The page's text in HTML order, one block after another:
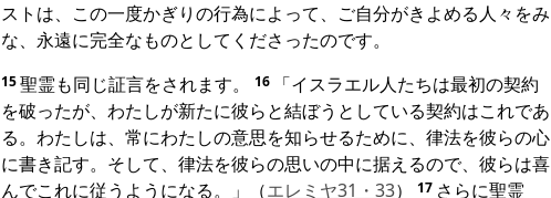
ストは、この一度かぎりの行為によって、ご自分がきよめる人々をみ
な、永遠に完全なものとしてくださったのです。
15聖霊も同じ証言をされます。 16
「イスラエル人たちは最初の契約
を破ったが、わたしが新たに彼らと結ぼうとしている契約はこれであ
る。わたしは、常にわたしの意思を知らせるために、律法を彼らの心
に書き記す。そして、律法を彼らの思いの中に据えるので、彼らは喜
んでこれに従うようになる。」
（エレミヤ31・33） 17 さらに聖霊